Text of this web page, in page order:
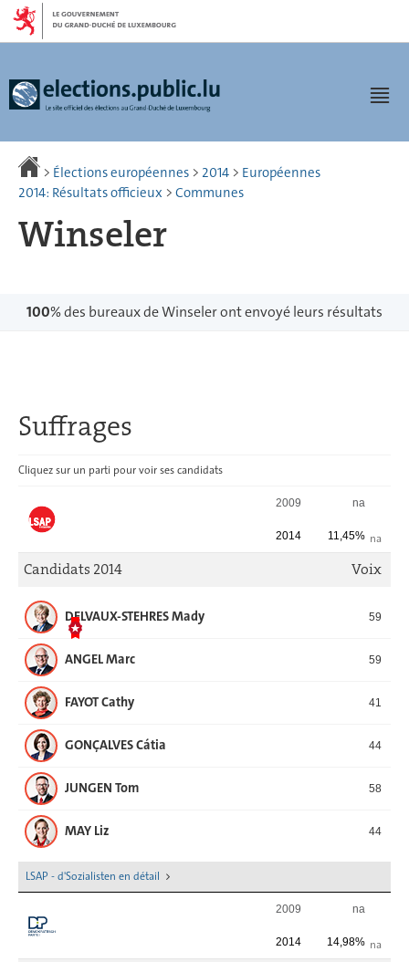
Aller
navigation
Aller
> Élections européennes > 2014 > Européennes
2014: Résultats officieux > Communes
Winseler
100% des bureaux de Winseler ont envoyé leurs résultats
Suffrages
Cliquez sur un parti pour voir ses candidats
2009 na
na
2014 11,45%
Candidats 2014 Voix
DELVAUX-STEHRES Mady 59
ANGEL Marc 59
FAYOT Cathy 41
GONÇALVES Cátia 44
JUNGEN Tom 58
MAY Liz 44
LSAP - d'Sozialisten en détail
2009 na
na
2014 14,98%